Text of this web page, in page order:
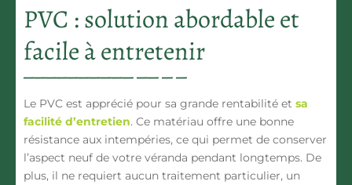
PVC : solution abordable et
facile à entretenir
Le PVC est apprécié pour sa grande rentabilité et sa
facilité d’entretien. Ce matériau offre une bonne
résistance aux intempéries, ce qui permet de conserver
l’aspect neuf de votre véranda pendant longtemps. De
plus, il ne requiert aucun traitement particulier, un